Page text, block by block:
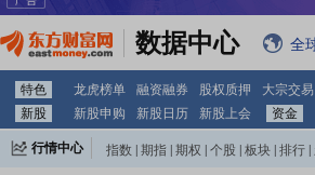
数据中心 全
特色 龙虎榜单 融资融券 股权质押 大宗交易
新股
新股申购 新股日历 新股上会 资金
行情中心 指数 期指 期权 个股 板块 排行